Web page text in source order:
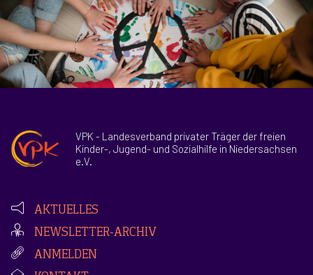
VPK - Landesverband privater Träger der freien
Kinder-, Jugend- und Sozialhilfe in Niedersachsen
e.V.
AKTUELLES
NEWSLETTER-ARCHIV
ANMELDEN